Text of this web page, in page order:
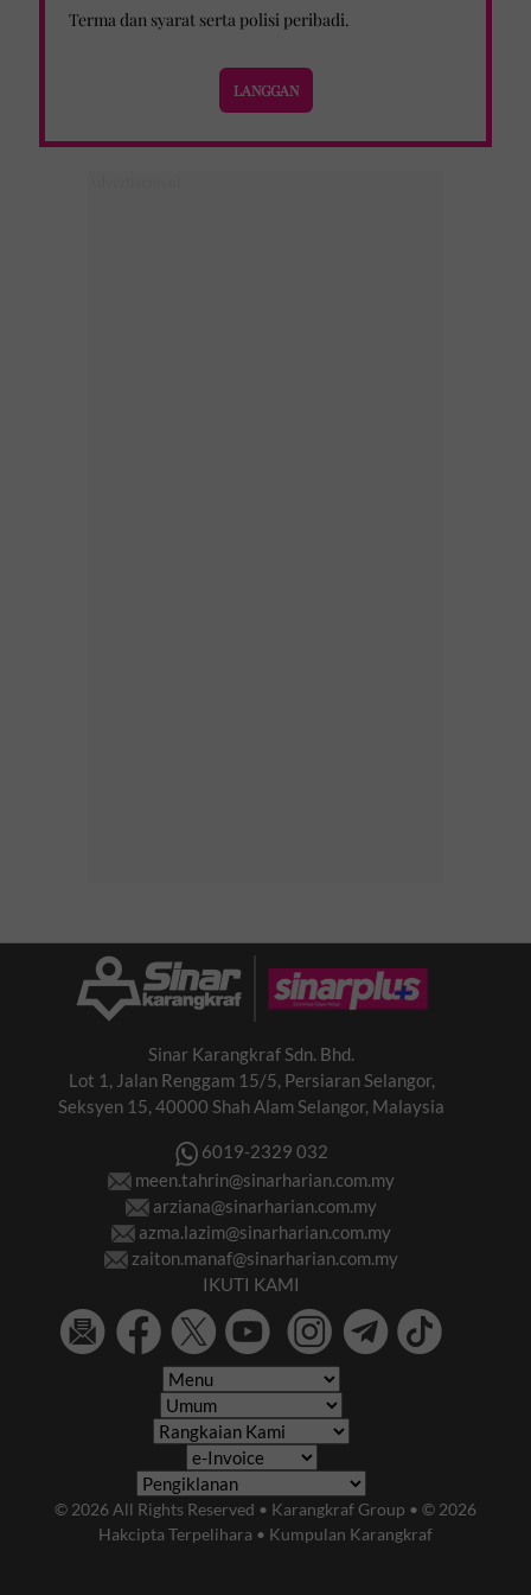
Terma dan syarat serta polisi peribadi.
Sinar Karangkraf Sdn. Bhd.
Lot 1, Jalan Renggam 15/5, Persiaran Selangor,
Seksyen 15, 40000 Shah Alam Selangor, Malaysia
6019-2329 032
meen.tahrin@sinarharian.com.my
arziana@sinarharian.com.my
azma.lazim@sinarharian.com.my
zaiton.manaf@sinarharian.com.my
IKUTI KAMI
© 2026 All Rights Reserved • Karangkraf Group • © 2026
Hakcipta Terpelihara • Kumpulan Karangkraf